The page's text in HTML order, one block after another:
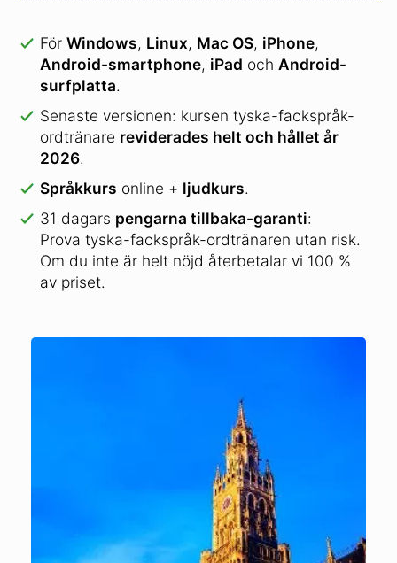
För Windows, Linux, Mac OS, iPhone,
Android-smartphone, iPad och Android-
surfplatta.
Senaste versionen: kursen tyska-fackspråk-
ordtränare reviderades helt och hållet år
2026.
Språkkurs online + ljudkurs.
31 dagars pengarna tillbaka-garanti:
Prova tyska-fackspråk-ordtränaren utan risk.
Om du inte är helt nöjd återbetalar vi 100 %
av priset.